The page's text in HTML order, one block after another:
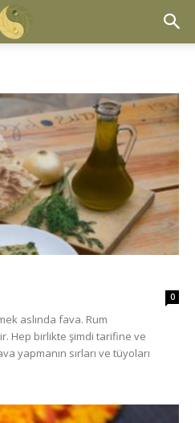
0
aslında fava. Rum
Hep birlikte şimdi tarifine ve
yapmanın sırları ve tüyoları